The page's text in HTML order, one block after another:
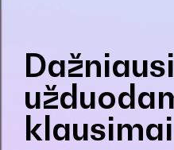
klausimai